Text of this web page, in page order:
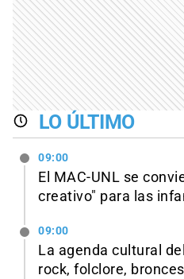
LO ÚLTIMO
09:00
El MAC-UNL se
creativo" para las
09:00
La agenda cultural
rock, folclore,